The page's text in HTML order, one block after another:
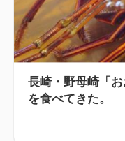
長崎・野母崎「
を食べてきた。